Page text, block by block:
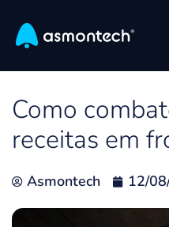
Como
receitas em
Asmontech 12/